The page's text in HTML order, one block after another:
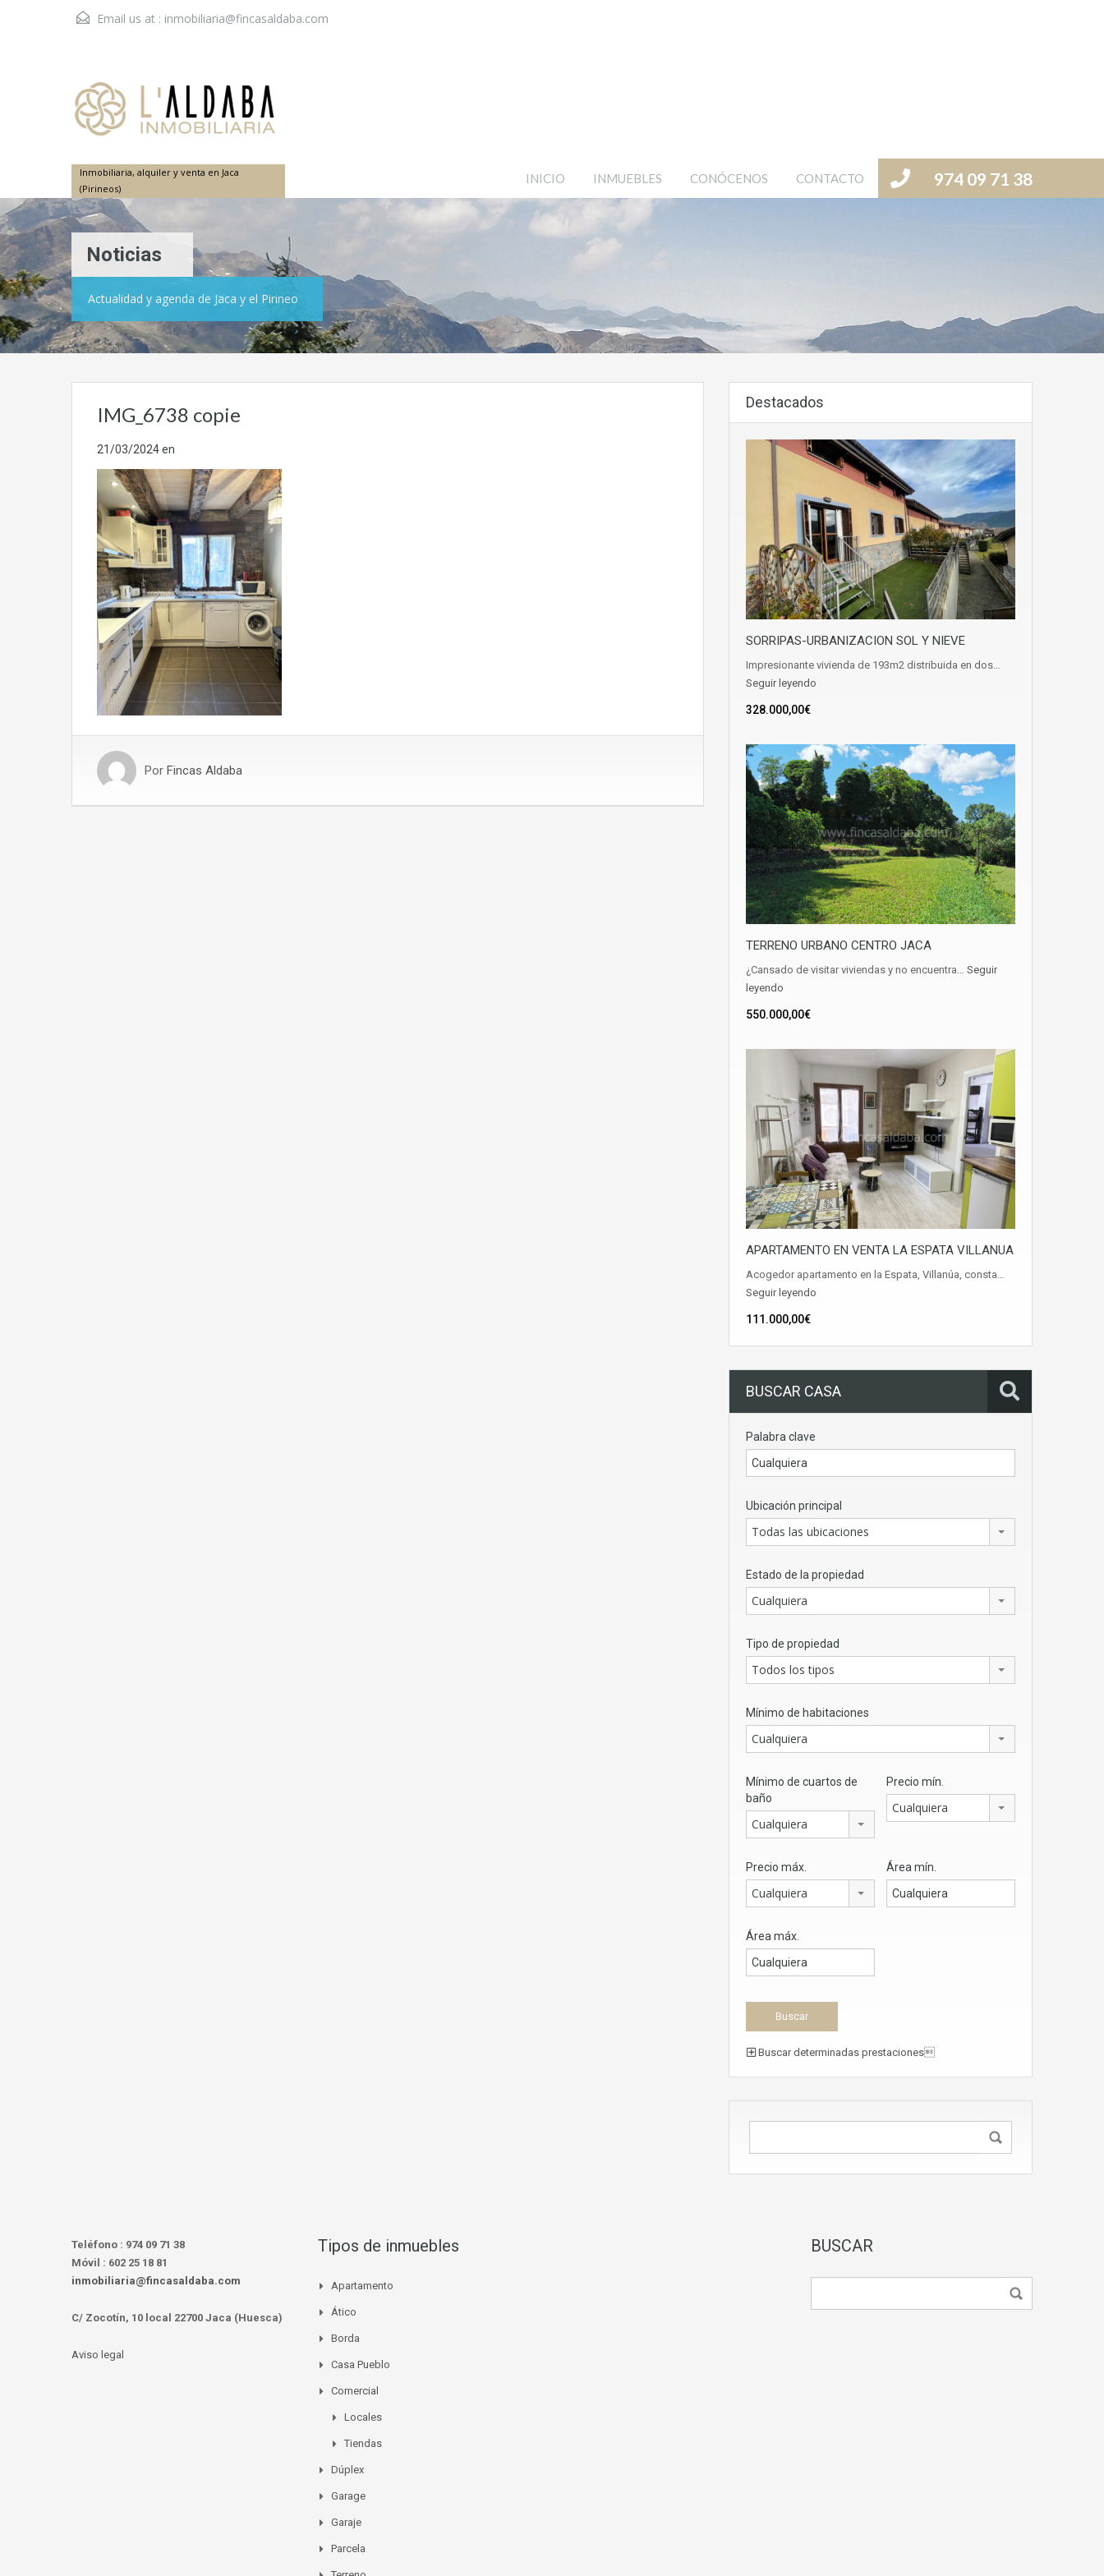
Email us at : inmobiliaria@fincasaldaba.com
Inmobiliaria, alquiler y venta en Jaca
(Pirineos)
974 09 71 38
INICIO INMUEBLES CONÓCENOS CONTACTO
Noticias
Actualidad y agenda de Jaca y el Pirineo
IMG_6738 copie
21/03/2024en
Por Fincas Aldaba
Destacados
SORRIPAS-URBANIZACION SOL Y NIEVE
Impresionante vivienda de 193m2 distribuida en dos…
Seguir leyendo
328.000,00€
TERRENO URBANO CENTRO JACA
¿Cansado de visitar viviendas y no encuentra… Seguir
leyendo
550.000,00€
APARTAMENTO EN VENTA LA ESPATA VILLANUA
Acogedor apartamento en la Espata, Villanúa, consta…
Seguir leyendo
111.000,00€
BUSCAR CASA
Palabra clave
Ubicación principal
Todas las ubicaciones
Estado de la propiedad
Cualquiera
Tipo de propiedad
Todos los tipos
Mínimo de habitaciones
Cualquiera
Mínimo de cuartos de
baño
Cualquiera
Precio mín.
Cualquiera
Precio máx.
Cualquiera
Área mín.
Área máx.
Buscar determinadas prestaciones
Teléfono : 974 09 71 38
Móvil : 602 25 18 81
inmobiliaria@fincasaldaba.com
C/ Zocotín, 10 local 22700 Jaca (Huesca)
Aviso legal
Tipos de inmuebles
Apartamento
Ático
Borda
Casa Pueblo
Comercial
Locales
Tiendas
Dúplex
Garage
Garaje
Parcela
BUSCAR